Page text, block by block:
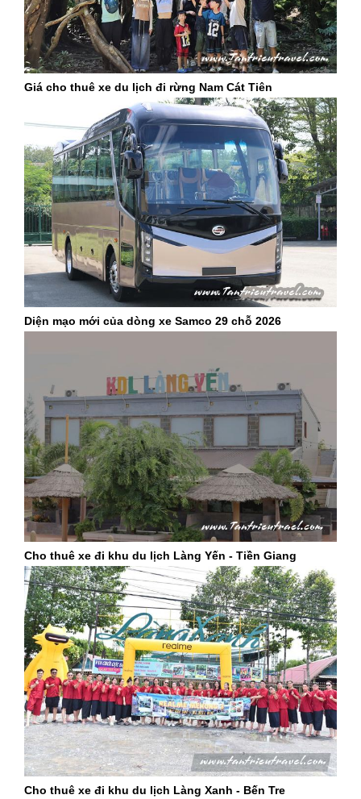
Giá cho thuê xe du lịch đi rừng Nam Cát Tiên
Diện mạo mới của dòng xe Samco 29 chỗ 2026
Cho thuê xe đi khu du lịch Làng Yến - Tiền Giang
Cho thuê xe đi khu du lịch Làng Xanh - Bến Tre